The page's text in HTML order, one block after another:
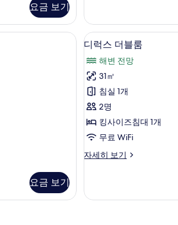
요금 보기
보
기
블
룸
자
세
히
보
기
내 금고, 책상, 암막 커튼
요금 보기
디
럭
스
더
블
룸
사
모
보
6
디럭스 더블룸
해변 전망
31㎡
침실 1개
2명
킹사이즈침대 1개
무료 WiFi
자세히 보기
디
블